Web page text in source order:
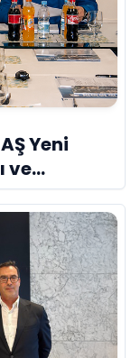
Yeni
ve
Vizyon